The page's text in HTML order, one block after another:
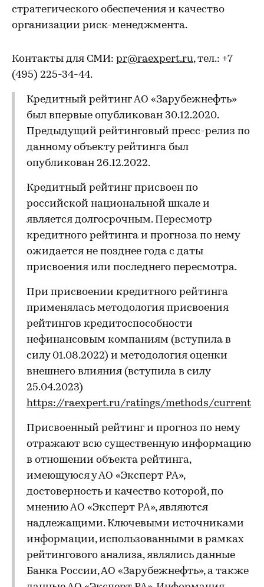
стратегического обеспечения и качество
организации риск-менеджмента.
Контакты для СМИ: pr@raexpert.ru, тел.: +7
(495) 225-34-44.
Кредитный рейтинг АО «Зарубежнефть»
был впервые опубликован 30.12.2020.
Предыдущий рейтинговый пресс-релиз по
данному объекту рейтинга был
опубликован 26.12.2022.
Кредитный рейтинг присвоен по
российской национальной шкале и
является долгосрочным. Пересмотр
кредитного рейтинга и прогноза по нему
ожидается не позднее года с даты
присвоения или последнего пересмотра.
При присвоении кредитного рейтинга
применялась методология присвоения
рейтингов кредитоспособности
нефинансовым компаниям (вступила в
силу 01.08.2022) и методология оценки
внешнего влияния (вступила в силу
25.04.2023)
https://raexpert.ru/ratings/methods/current
Присвоенный рейтинг и прогноз по нему
отражают всю существенную информацию
в отношении объекта рейтинга,
имеющуюся у АО «Эксперт РА»,
достоверность и качество которой, по
мнению АО «Эксперт РА», являются
надлежащими. Ключевыми источниками
информации, использованными в рамках
рейтингового анализа, являлись данные
Банка России, АО «Зарубежнефть», а также